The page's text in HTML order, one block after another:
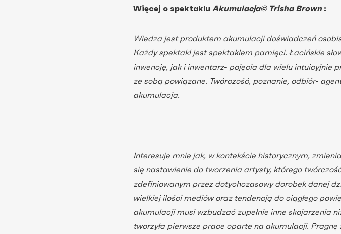
Więcej o spektaklu Akumulacja© Trisha Brown :
Wiedza jest produktem akumulacji doświadczeń
Każdy spektakl jest spektaklem pamięci. Łacińskie
inwencję, jak i inwentarz- pojęcia dla wielu intuicyjnie
ze sobą powiązane. Twórczość, poznanie, odbiór-
akumulacja.
Interesuje mnie jak, w kontekście historycznym,
się nastawienie do tworzenia artysty, którego
zdefiniowanym przez dotychczasowy dorobek danej
wielkiej ilości mediów oraz tendencją do ciągłego
akumulacji musi wzbudzać zupełnie inne skojarzenia
tworzyła pierwsze prace oparte na akumulacji.